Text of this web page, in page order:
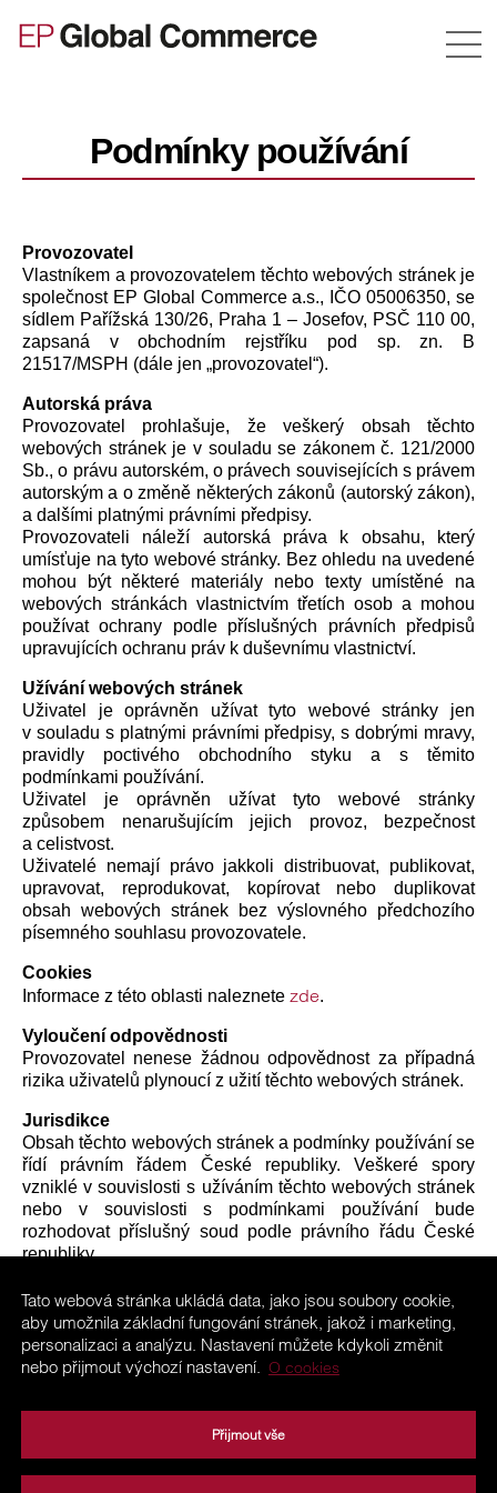
Podmínky používání
Provozovatel
Vlastníkem a provozovatelem těchto webových stránek je
společnost EP Global Commerce a.s., IČO 05006350, se
sídlem Pařížská 130/26, Praha 1 – Josefov, PSČ 110 00,
zapsaná v obchodním rejstříku pod sp. zn. B
21517/MSPH (dále jen „provozovatel“).
Autorská práva
Provozovatel prohlašuje, že veškerý obsah těchto
webových stránek je v souladu se zákonem č. 121/2000
Sb., o právu autorském, o právech souvisejících s právem
autorským a o změně některých zákonů (autorský zákon),
a dalšími platnými právními předpisy.
Provozovateli náleží autorská práva k obsahu, který
umísťuje na tyto webové stránky. Bez ohledu na uvedené
mohou být některé materiály nebo texty umístěné na
webových stránkách vlastnictvím třetích osob a mohou
používat ochrany podle příslušných právních předpisů
upravujících ochranu práv k duševnímu vlastnictví.
Užívání webových stránek
Uživatel je oprávněn užívat tyto webové stránky jen
v souladu s platnými právními předpisy, s dobrými mravy,
pravidly poctivého obchodního styku a s těmito
podmínkami používání.
Uživatel je oprávněn užívat tyto webové stránky
způsobem nenarušujícím jejich provoz, bezpečnost
a celistvost.
Uživatelé nemají právo jakkoli distribuovat, publikovat,
upravovat, reprodukovat, kopírovat nebo duplikovat
obsah webových stránek bez výslovného předchozího
písemného souhlasu provozovatele.
Cookies
Informace z této oblasti naleznete zde.
Vyloučení odpovědnosti
Provozovatel nenese žádnou odpovědnost za případná
rizika uživatelů plynoucí z užití těchto webových stránek.
Jurisdikce
Obsah těchto webových stránek a podmínky používání se
řídí právním řádem České republiky. Veškeré spory
vzniklé v souvislosti s užíváním těchto webových stránek
nebo v souvislosti s podmínkami používání bude
rozhodovat příslušný soud podle právního řádu České
republiky.
svůj souhlas s těmito podmínkami používání.
Aktualizace podmínek používání
Provozovatel je oprávněn kdykoli aktualizovat tyto
podmínky používání, přičemž veškeré takové úpravy jsou
Tato webová stránka ukládá data, jako jsou soubory cookie,
aby umožnila základní fungování stránek, jakož i marketing,
personalizaci a analýzu. Nastavení můžete kdykoli změnit
nebo přijmout výchozí nastavení.
O cookies
Přijmout vše